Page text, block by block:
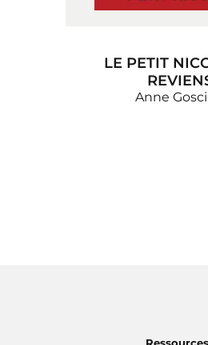
LE PETIT
Anne